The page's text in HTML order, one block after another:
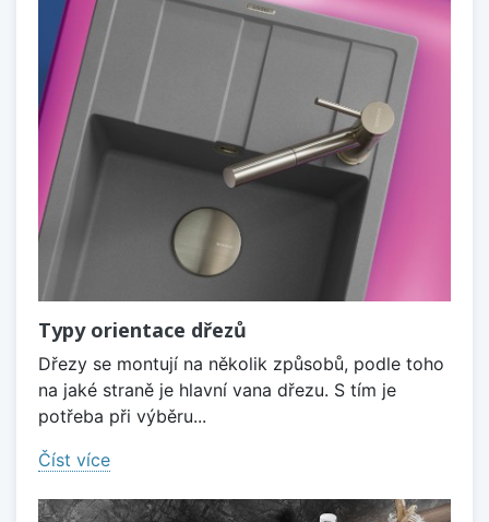
Typy orientace dřezů
Dřezy se montují na několik způsobů, podle toho
na jaké straně je hlavní vana dřezu. S tím je
potřeba při výběru...
Číst více